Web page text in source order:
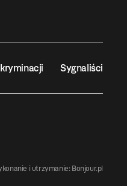
Sygnaliści
i utrzymanie: Bonjour.pl